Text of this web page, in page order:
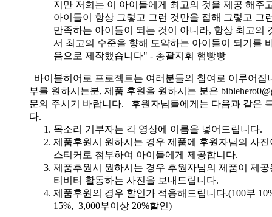
지만 저희는 이 아이들에게 최고의 것을 제공 해주
아이들이 항상 그렇고 그런 것만을 접해 그렇고 그
만족하는 아이들이 되는 것이 아니라, 항상 최고의
서 최고의 수준을 향해 도약하는 아이들이 되기를
음으로 제작했습니다" - 총괄지휘 햄빵빵
바이블히어로 프로젝트는 여러분들의 참여로 이루어집
부를 원하시는분, 제품 후원을 원하시는 분은
문의 주시기 바랍니다. 후원자님들에게는 다음과 같은
다.
목소리 기부자는 각 영상에 이름을 넣어드립니다.
제품후원시 원하시는 경우 제품에 후원자님의 사
스티커로 첨부하여 아이들에게 제공합니다.
제품후원시 원하시는 경우 후원자님의 제품이 제
티비티 활동하는 사진을 보내드립니다.
제품후원의 경우 할인가 적용해드립니다.(100부
15%, 3,000부이상 20%할인)